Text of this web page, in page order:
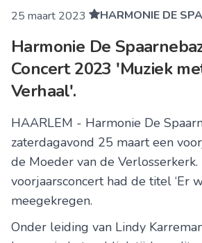
25 maart 2023 HARMONIE DE
Harmonie De
Concert 2023 'Muziek
Verhaal'.
HAARLEM - Harmonie De
zaterdagavond 25 maart een
de Moeder van de Verlosserkerk.
voorjaarsconcert had de titel ‘Er
meegekregen.
Onder leiding van Lindy